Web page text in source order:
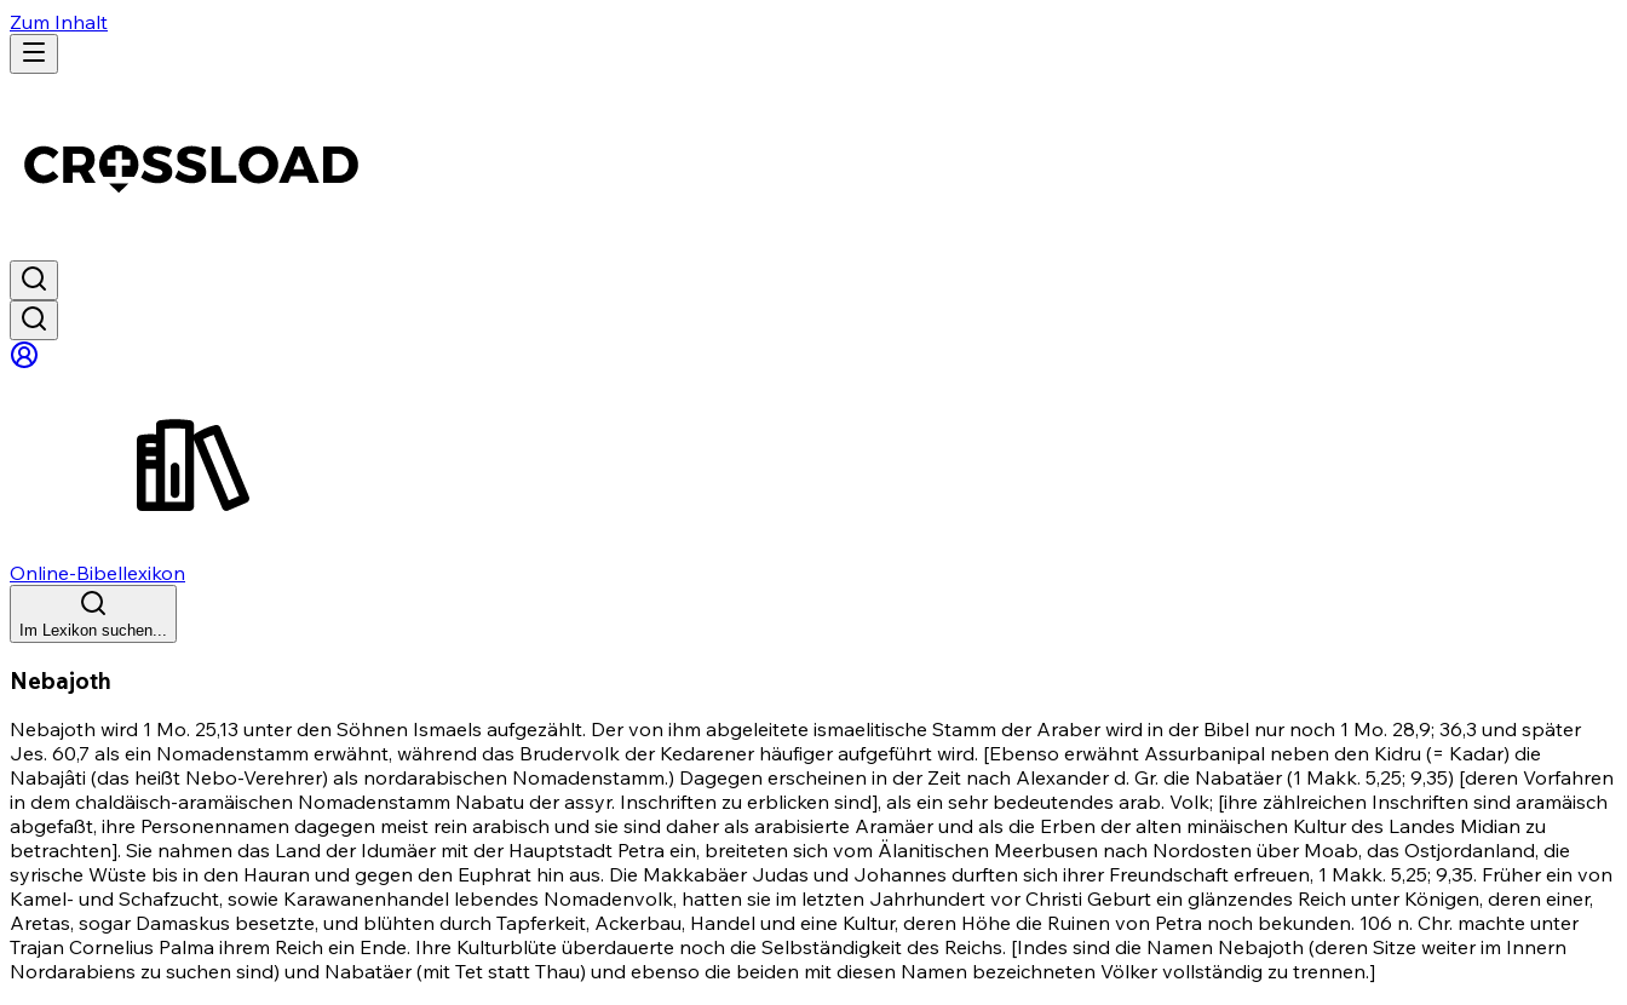
Zum Inhalt
Online-Bibellexikon
Im Lexikon suchen...
Nebajoth
Nebajoth wird 1 Mo. 25,13 unter den Söhnen Ismaels aufgezählt. Der von ihm abgeleitete ismaelitische Stamm der Araber wird in der Bibel nur noch 1 Mo. 28,9; 36,3 und später
Jes. 60,7 als ein Nomadenstamm erwähnt, während das Brudervolk der Kedarener häufiger aufgeführt wird. [Ebenso erwähnt Assurbanipal neben den Kidru (= Kadar) die
Nabajâti (das heißt Nebo-Verehrer) als nordarabischen Nomadenstamm.) Dagegen erscheinen in der Zeit nach Alexander d. Gr. die Nabatäer (1 Makk. 5,25; 9,35) [deren Vorfahren
in dem chaldäisch-aramäischen Nomadenstamm Nabatu der assyr. Inschriften zu erblicken sind], als ein sehr bedeutendes arab. Volk; [ihre zählreichen Inschriften sind aramäisch
abgefaßt, ihre Personennamen dagegen meist rein arabisch und sie sind daher als arabisierte Aramäer und als die Erben der alten minäischen Kultur des Landes Midian zu
betrachten]. Sie nahmen das Land der Idumäer mit der Hauptstadt Petra ein, breiteten sich vom Älanitischen Meerbusen nach Nordosten über Moab, das Ostjordanland, die
syrische Wüste bis in den Hauran und gegen den Euphrat hin aus. Die Makkabäer Judas und Johannes durften sich ihrer Freundschaft erfreuen, 1 Makk. 5,25; 9,35. Früher ein von
Kamel- und Schafzucht, sowie Karawanenhandel lebendes Nomadenvolk, hatten sie im letzten Jahrhundert vor Christi Geburt ein glänzendes Reich unter Königen, deren einer,
Aretas, sogar Damaskus besetzte, und blühten durch Tapferkeit, Ackerbau, Handel und eine Kultur, deren Höhe die Ruinen von Petra noch bekunden. 106 n. Chr. machte unter
Trajan Cornelius Palma ihrem Reich ein Ende. Ihre Kulturblüte überdauerte noch die Selbständigkeit des Reichs. [Indes sind die Namen Nebajoth (deren Sitze weiter im Innern
Nordarabiens zu suchen sind) und Nabatäer (mit Tet statt Thau) und ebenso die beiden mit diesen Namen bezeichneten Völker vollständig zu trennen.]